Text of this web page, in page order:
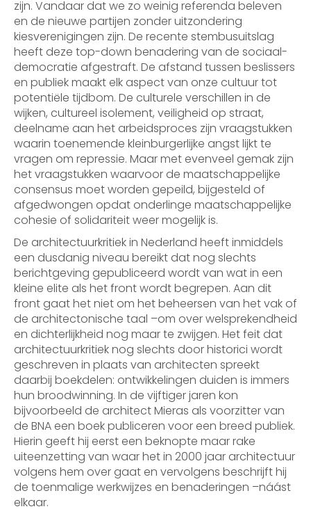
zijn. Vandaar dat we zo weinig referenda beleven
en de nieuwe partijen zonder uitzondering
kiesverenigingen zijn. De recente stembusuitslag
heeft deze top-down benadering van de sociaal-
democratie afgestraft. De afstand tussen beslissers
en publiek maakt elk aspect van onze cultuur tot
potentiële tijdbom. De culturele verschillen in de
wijken, cultureel isolement, veiligheid op straat,
deelname aan het arbeidsproces zijn vraagstukken
waarin toenemende kleinburgerlijke angst lijkt te
vragen om repressie. Maar met evenveel gemak zijn
het vraagstukken waarvoor de maatschappelijke
consensus moet worden gepeild, bijgesteld of
afgedwongen opdat onderlinge maatschappelijke
cohesie of solidariteit weer mogelijk is.
De architectuurkritiek in Nederland heeft inmiddels
een dusdanig niveau bereikt dat nog slechts
berichtgeving gepubliceerd wordt van wat in een
kleine elite als het front wordt begrepen. Aan dit
front gaat het niet om het beheersen van het vak of
de architectonische taal –om over welsprekendheid
en dichterlijkheid nog maar te zwijgen. Het feit dat
architectuurkritiek nog slechts door historici wordt
geschreven in plaats van architecten spreekt
daarbij boekdelen: ontwikkelingen duiden is immers
hun broodwinning. In de vijftiger jaren kon
bijvoorbeeld de architect Mieras als voorzitter van
de BNA een boek publiceren voor een breed publiek.
Hierin geeft hij eerst een beknopte maar rake
uiteenzetting van waar het in 2000 jaar architectuur
volgens hem over gaat en vervolgens beschrijft hij
de toenmalige werkwijzes en benaderingen –náást
elkaar.